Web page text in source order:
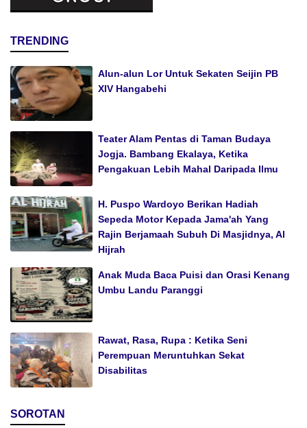
TRENDING
Alun-alun Lor Untuk Sekaten Seijin PB
XIV Hangabehi
Teater Alam Pentas di Taman Budaya
Jogja. Bambang Ekalaya, Ketika
Pengakuan Lebih Mahal Daripada Ilmu
H. Puspo Wardoyo Berikan Hadiah
Sepeda Motor Kepada Jama'ah Yang
Rajin Berjamaah Subuh Di Masjidnya, Al
Hijrah
Anak Muda Baca Puisi dan Orasi Kenang
Umbu Landu Paranggi
Rawat, Rasa, Rupa : Ketika Seni
Perempuan Meruntuhkan Sekat
Disabilitas
SOROTAN